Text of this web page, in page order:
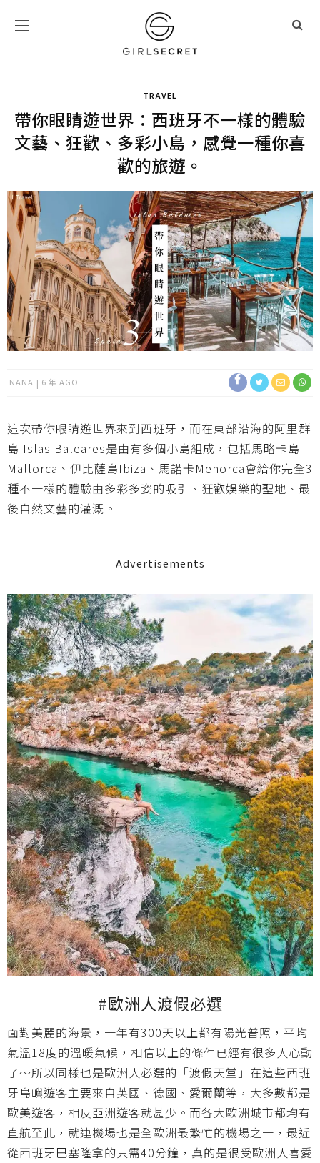
TRAVEL
帶你眼睛遊世界：西班牙不一樣的體驗
文藝、狂歡、多彩小島，感覺一種你喜
歡的旅遊。
NANA 6 年 AGO
這次帶你眼睛遊世界來到西班牙，而在東部沿海的阿里群
島 Islas Baleares是由有多個小島組成，包括馬略卡島
Mallorca、伊比薩島Ibiza、馬諾卡Menorca會給你完全3
種不一樣的體驗由多彩多姿的吸引、狂歡娛樂的聖地、最
後自然文藝的灌溉。
Advertisements
#歐洲人渡假必選
面對美麗的海景，一年有300天以上都有陽光普照，平均
氣溫18度的溫暖氣候，相信以上的條件已經有很多人心動
了～所以同樣也是歐洲人必選的「渡假天堂」在這些西班
牙島嶼遊客主要來自英國、德國、愛爾蘭等，大多數都是
歐美遊客，相反亞洲遊客就甚少。而各大歐洲城市都均有
直航至此，就連機場也是全歐洲最繁忙的機場之一，最近
從西班牙巴塞隆拿的只需40分鐘，真的是很受歐洲人喜愛